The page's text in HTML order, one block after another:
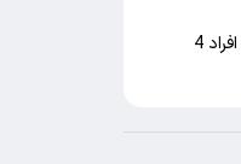
خبر مهم برای سرپرستان خانوار / حساب این افراد 4